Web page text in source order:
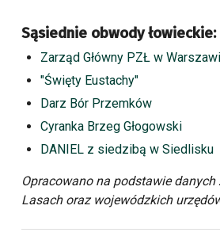
Sąsiednie obwody łowieckie:
Zarząd Główny PZŁ w
"Święty Eustachy"
Darz Bór Przemków
Cyranka Brzeg Głogowski
DANIEL z siedzibą w Siedlisku
Opracowano na podstawie danych
Lasach oraz wojewódzkich